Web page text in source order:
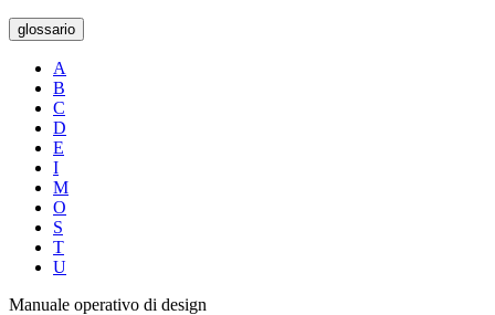
glossario
A
B
C
D
E
I
M
O
S
T
U
Manuale operativo di design